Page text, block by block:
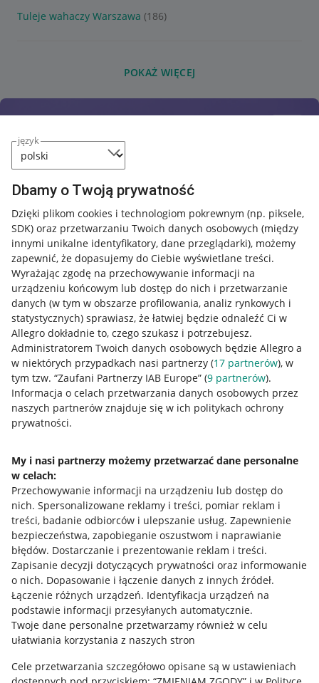
język
Dbamy o Twoją prywatność
Dzięki plikom cookies i technologiom pokrewnym (np. piksele,
SDK) oraz przetwarzaniu Twoich danych osobowych (między
innymi unikalne identyfikatory, dane przeglądarki), możemy
zapewnić, że dopasujemy do Ciebie wyświetlane treści.
Wyrażając zgodę na przechowywanie informacji na
urządzeniu końcowym lub dostęp do nich i przetwarzanie
danych (w tym w obszarze profilowania, analiz rynkowych i
statystycznych) sprawiasz, że łatwiej będzie odnaleźć Ci w
Allegro dokładnie to, czego szukasz i potrzebujesz.
Administratorem Twoich danych osobowych będzie Allegro a
w niektórych przypadkach nasi partnerzy (17 partnerów), w
tym tzw. “Zaufani Partnerzy IAB Europe” (9 partnerów).
Informacja o celach przetwarzania danych osobowych przez
naszych partnerów znajduje się w ich politykach ochrony
prywatności.
My i nasi partnerzy możemy przetwarzać dane personalne
w celach:
Przechowywanie informacji na urządzeniu lub dostęp do
nich. Spersonalizowane reklamy i treści, pomiar reklam i
treści, badanie odbiorców i ulepszanie usług. Zapewnienie
bezpieczeństwa, zapobieganie oszustwom i naprawianie
błędów. Dostarczanie i prezentowanie reklam i treści.
Zapisanie decyzji dotyczących prywatności oraz informowanie
o nich. Dopasowanie i łączenie danych z innych źródeł.
Łączenie różnych urządzeń. Identyfikacja urządzeń na
podstawie informacji przesyłanych automatycznie.
Twoje dane personalne przetwarzamy również w celu
ułatwiania korzystania z naszych stron
Cele przetwarzania szczegółowo opisane są w ustawieniach
Tuleje wahaczy Warszawa (186)
POKAŻ WIĘCEJ
Przydatne informacje
Jak to działa
Allegro Gadane dla sprzedających
Allegro Gadane dla kupujących
Mapa miejscowości
Informacje prawne
Regulamin
Polityka plików "cookies"
Ustawienia plików "cookies"
Udostępnianie lokalizacji